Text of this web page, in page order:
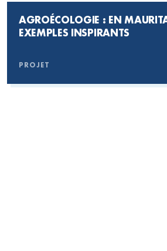
AGROÉCOLOGIE : EN
EXEMPLES INSPIRANTS
PROJET